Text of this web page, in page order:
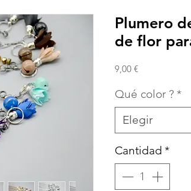
Plumero
de flor
9,00 €Precio
Qué color ? *
Elegir
Cantidad *